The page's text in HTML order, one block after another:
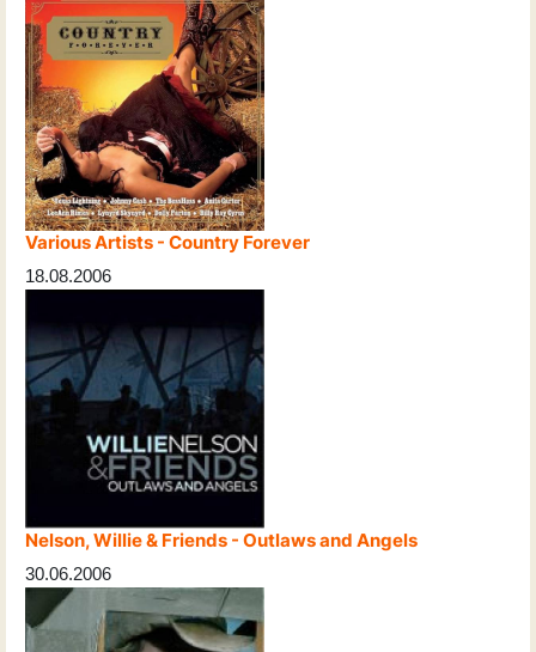
Various Artists - Country Forever
18.08.2006
Nelson, Willie & Friends - Outlaws and Angels
30.06.2006